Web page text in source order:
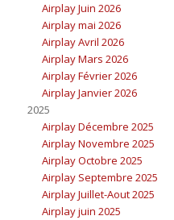
Airplay Juin 2026
Airplay mai 2026
Airplay Avril 2026
Airplay Mars 2026
Airplay Février 2026
Airplay Janvier 2026
2025
Airplay Décembre 2025
Airplay Novembre 2025
Airplay Octobre 2025
Airplay Septembre 2025
Airplay Juillet-Aout 2025
Airplay juin 2025